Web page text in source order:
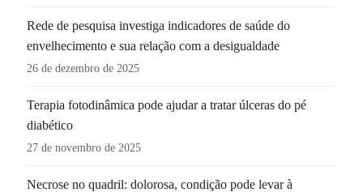
Rede de pesquisa investiga indicadores de saúde do
envelhecimento e sua relação com a desigualdade
26 de dezembro de 2025
Terapia fotodinâmica pode ajudar a tratar úlceras do pé
diabético
27 de novembro de 2025
Necrose no quadril: dolorosa, condição pode levar à